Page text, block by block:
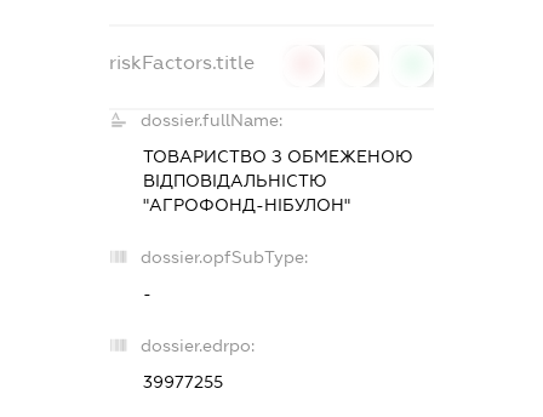
riskFactors.title
dossier.fullName:
ТОВАРИСТВО З ОБМЕЖЕНОЮ
ВІДПОВІДАЛЬНІСТЮ
"АГРОФОНД-НІБУЛОН"
dossier.opfSubType:
-
dossier.edrpo:
39977255